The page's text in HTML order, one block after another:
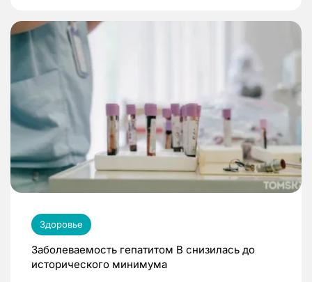
Здоровье
Заболеваемость гепатитом В снизилась до
исторического минимума